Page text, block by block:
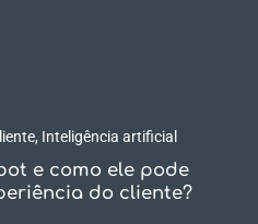
, Inteligência artificial
e como ele pode
do cliente?